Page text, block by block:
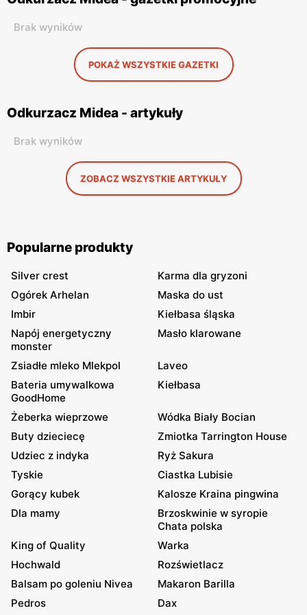
Brak wyników
POKAŻ WSZYSTKIE GAZETKI
Odkurzacz Midea - artykuły
Brak wyników
ZOBACZ WSZYSTKIE ARTYKUŁY
Popularne produkty
Silver crest
Karma dla gryzoni
Ogórek Arhelan
Maska do ust
Imbir
Kiełbasa śląska
Napój energetyczny
monster
Masło klarowane
Zsiadłe mleko Mlekpol
Laveo
Bateria umywalkowa
GoodHome
Kiełbasa
Żeberka wieprzowe
Wódka Biały Bocian
Buty dzieciecę
Zmiotka Tarrington House
Udziec z indyka
Ryż Sakura
Tyskie
Ciastka Lubisie
Gorący kubek
Kalosze Kraina pingwina
Dla mamy
Brzoskwinie w syropie
Chata polska
King of Quality
Warka
Hochwald
Rozświetlacz
Balsam po goleniu Nivea
Makaron Barilla
Pedros
Dax